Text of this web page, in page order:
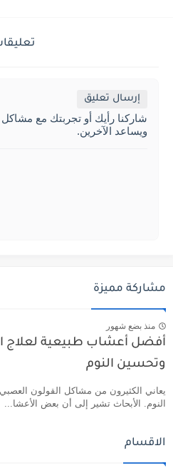
إرسال تعليق
شاركنا رأيك أو تجربتك مع مشاكل
ويساعد الآخرين.
مشاركة مميزة
منذ بضع شهور
أفضل أعشاب طبيعية لعلاج
وتحسين النوم
النوم. الأبحاث تشير إلى أن بعض الأعشا...
الاقسام